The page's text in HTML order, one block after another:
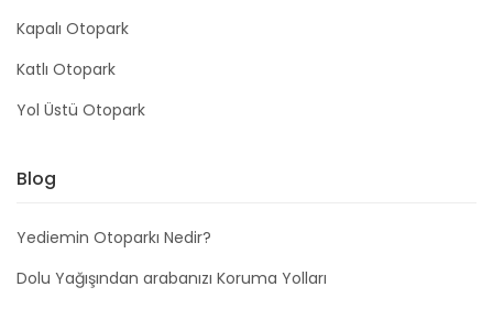
Kapalı Otopark
Katlı Otopark
Yol Üstü Otopark
Blog
Yediemin Otoparkı Nedir?
Dolu Yağışından arabanızı Koruma Yolları